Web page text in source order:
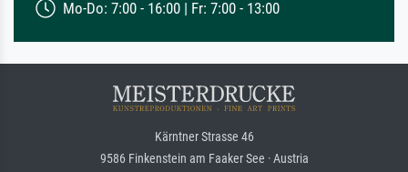
Mo-Do: 7:00 - 16:00 | Fr: 7:00 - 13:00
Kärntner Strasse 46
9586 Finkenstein am Faaker See · Austria